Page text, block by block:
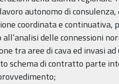
autonomo di
coordinata e continuativa,
delle connessioni
tra aree di cava ed invasi
schema di contratto parte